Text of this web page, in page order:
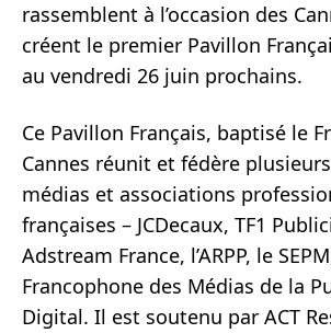
rassemblent à l’occasion des
créent le premier Pavillon
au vendredi 26 juin prochains.
Ce Pavillon Français, baptisé le
Cannes réunit et fédère
médias et associations
françaises – JCDecaux, TF1
Adstream France, l’ARPP, le
Francophone des Médias de la
Digital. Il est soutenu par ACT